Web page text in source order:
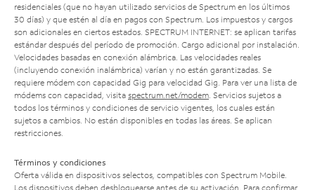
residenciales (que no hayan utilizado servicios de Spectrum en los últimos
30 días) y que estén al día en pagos con Spectrum. Los impuestos y cargos
son adicionales en ciertos estados. SPECTRUM INTERNET: se aplican tarifas
estándar después del período de promoción. Cargo adicional por instalación.
Velocidades basadas en conexión alámbrica. Las velocidades reales
(incluyendo conexión inalámbrica) varían y no están garantizadas. Se
requiere módem con capacidad Gig para velocidad Gig. Para ver una lista de
módems con capacidad, visita spectrum.net/modem . Servicios sujetos a
todos los términos y condiciones de servicio vigentes, los cuales están
sujetos a cambios. No están disponibles en todas las áreas. Se aplican
restricciones.
Términos y condiciones
Oferta válida en dispositivos selectos, compatibles con Spectrum Mobile.
Los dispositivos deben desbloquearse antes de su activación. Para confirmar